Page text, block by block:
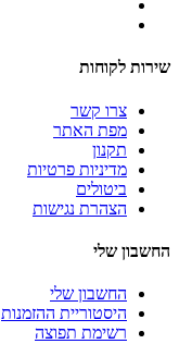
שירות לקוחות
צרו קשר
מפת האתר
תקנון
מדיניות פרטיות
ביטולים
הצהרת נגישות
החשבון שלי
החשבון שלי
היסטוריית ההזמנות
רשימת תפוצה